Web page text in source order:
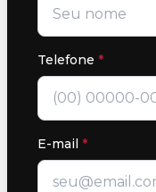
Telefone *
E-mail *